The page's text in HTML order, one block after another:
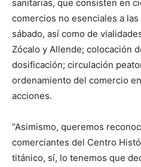
sanitarias, que consisten en
comercios no esenciales a
sábado, así como de
Zócalo y Allende; colocación
dosificación; circulación
ordenamiento del comercio
acciones.
“Asimismo, queremos
comerciantes del Centro
titánico, sí, lo tenemos que